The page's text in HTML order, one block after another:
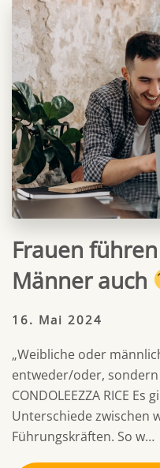
Frauen
Männer auch
16. Mai 2024
„Weibliche oder
entweder/oder, sondern
CONDOLEEZZA RICE
Unterschiede zwischen
Führungskräften. So w…